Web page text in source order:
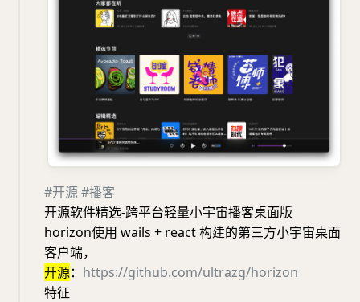
#开源#播客
开源软件精选-跨平台轻量小宇宙播客桌面版
horizon使用 wails + react 构建的第三方小宇宙桌面
客户端，
开源： https://github.com/ultrazg/horizon
特征